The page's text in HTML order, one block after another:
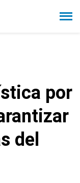
por
del